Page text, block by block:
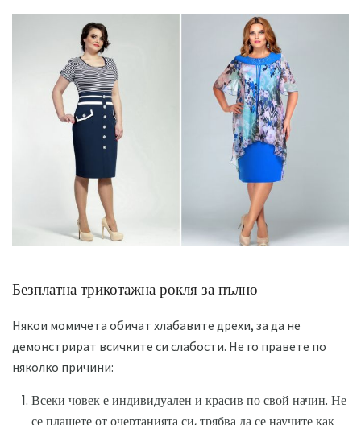
Безплатна трикотажна рокля за пълно
Някои момичета обичат хлабавите дрехи, за да не
демонстрират всичките си слабости. Не го правете по
няколко причини:
Всеки човек е индивидуален и красив по свой начин. Не